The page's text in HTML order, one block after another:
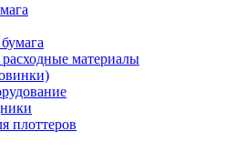
материалы
плоттеров